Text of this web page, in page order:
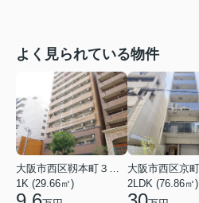
よく見られている物件
1K (29.66㎡)
2LDK (76.86㎡)